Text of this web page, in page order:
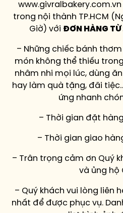
trong nội thành TP.HCM
Giờ) với ĐƠN HÀNG
– Những chiếc bánh
món không thể thiếu
nhâm nhi mọi lúc, dùng
hay làm quà tặng, đãi
ứng nhanh
– Thời gian đặt
– Thời gian giao
– Trân trọng cảm ơn Quý
và ủng hộ
– Quý khách vui lòng liên
nhất để được phục vụ.